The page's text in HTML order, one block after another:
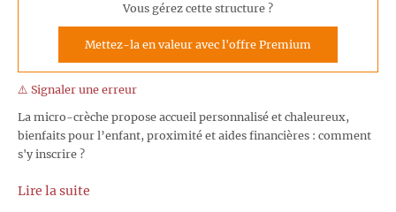
Vous gérez cette structure ?
Mettez-la en valeur avec l'offre Premium
⚠️ Signaler une erreur
La micro-crèche propose accueil personnalisé et chaleureux,
bienfaits pour l’enfant, proximité et aides financières : comment
s'y inscrire ?
Lire la suite